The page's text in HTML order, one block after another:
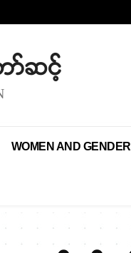
ာ်ဆင့်
WOMEN AND GENDER